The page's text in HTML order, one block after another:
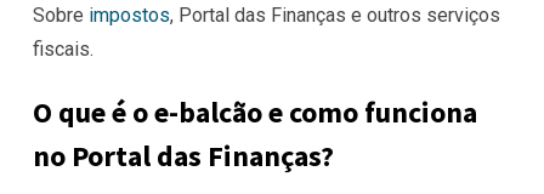
Sobre impostos, Portal das Finanças e outros serviços
fiscais.
O que é o e-balcão e como funciona
no Portal das Finanças?